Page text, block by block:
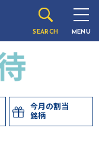
SEARCH MENU
今月の割当
銘柄